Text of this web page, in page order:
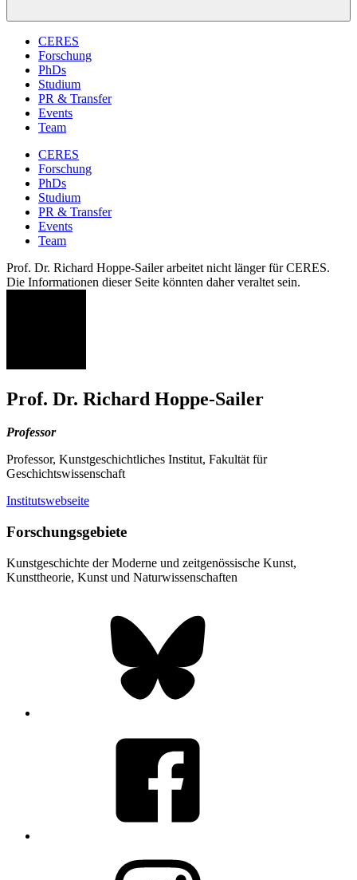
CERES
Forschung
PhDs
Studium
PR & Transfer
Events
Team
CERES
Forschung
PhDs
Studium
PR & Transfer
Events
Team
Prof. Dr. Richard Hoppe-Sailer arbeitet nicht länger für CERES.
Die Informationen dieser Seite könnten daher veraltet sein.
Prof. Dr. Richard Hoppe-Sailer
Professor
Professor, Kunstgeschichtliches Institut, Fakultät für
Geschichtswissenschaft
Institutswebseite
Forschungsgebiete
Kunstgeschichte der Moderne und zeitgenössische Kunst,
Kunsttheorie, Kunst und Naturwissenschaften